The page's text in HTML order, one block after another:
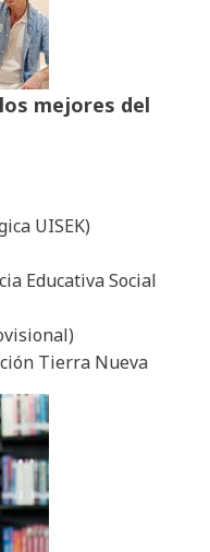
mejores del
UISEK)
Educativa Social
Tierra Nueva